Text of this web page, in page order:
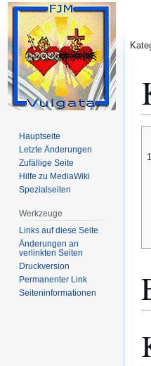
1
Hauptseite
Letzte Änderungen
Zufällige Seite
Hilfe zu MediaWiki
Spezialseiten
Werkzeuge
Links auf diese Seite
Änderungen an
verlinkten Seiten
Druckversion
Permanenter Link
Seiten­­informationen